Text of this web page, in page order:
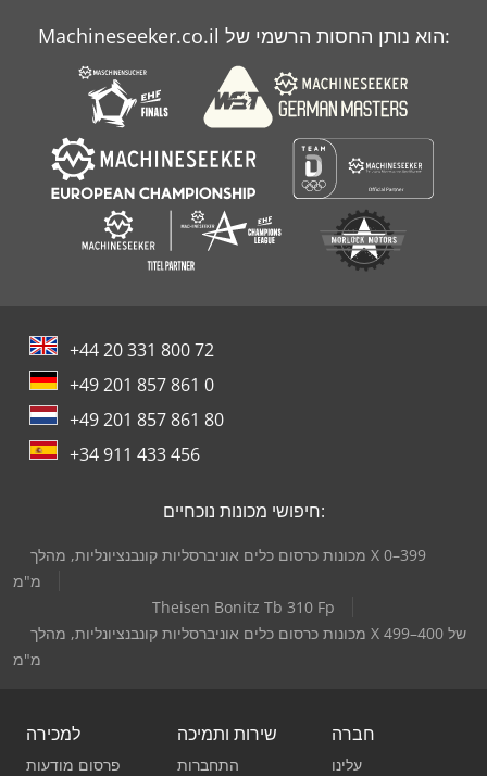
Case Ih 9370
Case Ih Mx 230
Machineseeker.co.il הוא נותן החסות הרשמי של:
+44 20 331 800 72
+49 201 857 861 0
+49 201 857 861 80
+34 911 433 456
חיפושי מכונות נוכחיים:
מכונות כרסום כלים אוניברסליות קונבנציונליות, מהלך X 0–399
מ"מ
Theisen Bonitz Tb 310 Fp
מכונות כרסום כלים אוניברסליות קונבנציונליות, מהלך X של 400–499
מ"מ
למכירה
פרסום מודעות
שירות ותמיכה
התחברות
חברה
עלינו